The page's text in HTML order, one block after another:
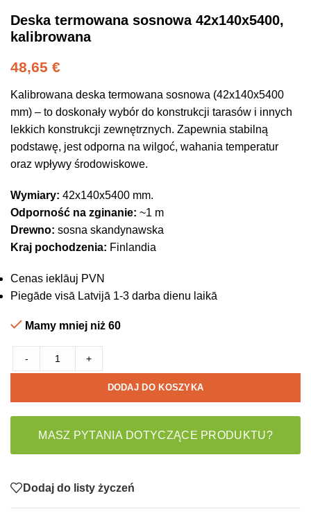
Deska termowana sosnowa 42x140x5400,
kalibrowana
48,65 €
Kalibrowana deska termowana sosnowa (42x140x5400
mm) – to doskonały wybór do konstrukcji tarasów i innych
lekkich konstrukcji zewnętrznych. Zapewnia stabilną
podstawę, jest odporna na wilgoć, wahania temperatur
oraz wpływy środowiskowe.
Wymiary: 42x140x5400 mm.
Odporność na zginanie: ~1 m
Drewno: sosna skandynawska
Kraj pochodzenia: Finlandia
Cenas ieklāuj PVN
Piegāde visā Latvijā 1-3 darba dienu laikā
Mamy mniej niż 60
- +
DODAJ DO KOSZYKA
MASZ PYTANIA DOTYCZĄCE PRODUKTU?
Dodaj do listy życzeń